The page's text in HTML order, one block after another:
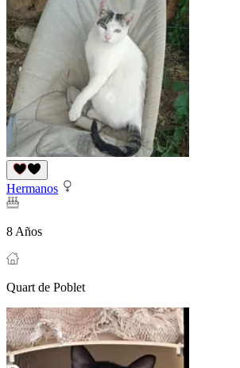
Hermanos
8 Años
Quart de Poblet